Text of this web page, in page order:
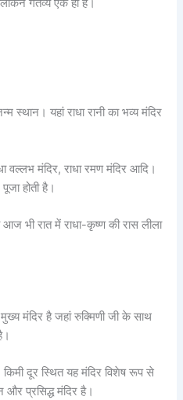
गंतव्य एक ही है।
स्थान। यहां राधा रानी का भव्य मंदिर
वल्लभ मंदिर, राधा रमण मंदिर आदि।
होती है।
आज भी रात में राधा-कृष्ण की रास लीला
मंदिर है जहां रुक्मिणी जी के साथ
किमी दूर स्थित यह मंदिर विशेष रूप से
और प्रसिद्ध मंदिर है।